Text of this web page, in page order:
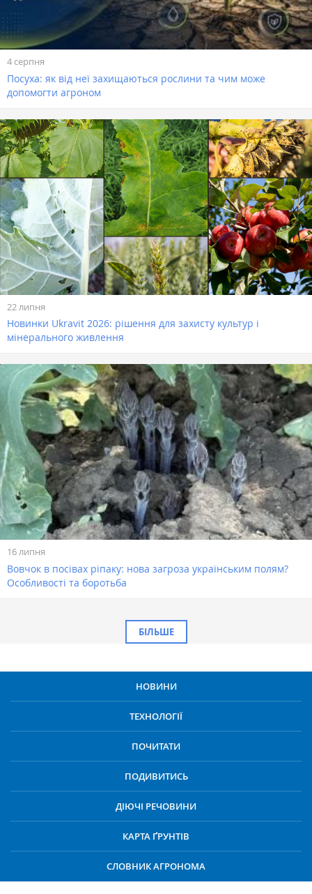
4 серпня
Посуха: як від неї захищаються рослини та чим може
допомогти агроном
22 липня
Новинки Ukravit 2026: рішення для захисту культур і
мінерального живлення
16 липня
Вовчок в посівах ріпаку: нова загроза українським полям?
Особливості та боротьба
БІЛЬШЕ
НОВИНИ
ТЕХНОЛОГІЇ
ПОЧИТАТИ
ПОДИВИТИСЬ
ДІЮЧІ РЕЧОВИНИ
КАРТА ҐРУНТІВ
СЛОВНИК АГРОНОМА